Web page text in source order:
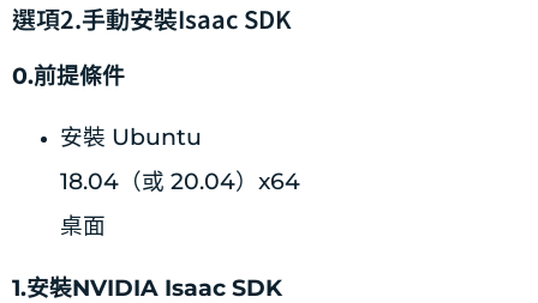
選項2.手動安裝Isaac SDK
0.前提條件
安裝 Ubuntu
18.04（或 20.04）x64
桌面
1.安裝NVIDIA Isaac SDK